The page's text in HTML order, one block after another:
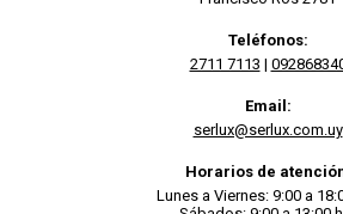
Teléfonos:
2711 7113 |
Email:
serlux@serlux.com.uy
Horarios de
Lunes a Viernes: 9:00 a